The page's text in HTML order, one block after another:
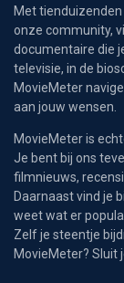
Met
onze community,
documentaire die
televisie, in de
MovieMeter
aan jouw wensen.
MovieMeter is
Je bent bij ons
filmnieuws,
Daarnaast vind je
weet wat er
Zelf je steentje
MovieMeter? Sluit